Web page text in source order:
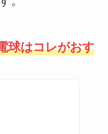
てる？コンビニや
均にある？
球はコレがおす